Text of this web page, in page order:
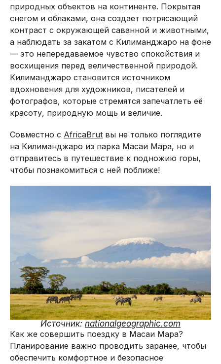
природных объектов на континенте. Покрытая
снегом и облаками, она создает потрясающий
контраст с окружающей саванной и животными,
а наблюдать за закатом с Килиманджаро на фоне
— это непередаваемое чувство спокойствия и
восхищения перед величественной природой.
Килиманджаро становится источником
вдохновения для художников, писателей и
фотографов, которые стремятся запечатлеть её
красоту, природную мощь и величие.
Совместно с AfricaBrut вы не только поглядите
на Килиманджаро из парка Масаи Мара, но и
отправитесь в путешествие к подножию горы,
чтобы познакомиться с ней поближе!
Источник: nationalgeographic.com
Как же совершить поездку в Масаи Мара?
Планирование важно проводить заранее, чтобы
обеспечить комфортное и безопасное